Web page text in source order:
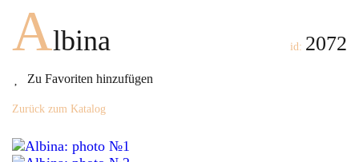
Albina
Zu Favoriten hinzufügen
id: 2072
Zurück zum Katalog